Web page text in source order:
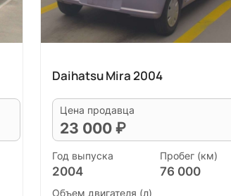
Daihatsu Mira 2004
Цена продавца
23 000 ₽
Год выпуска
2004
Пробег (км)
76 000
Объем двигателя (л)